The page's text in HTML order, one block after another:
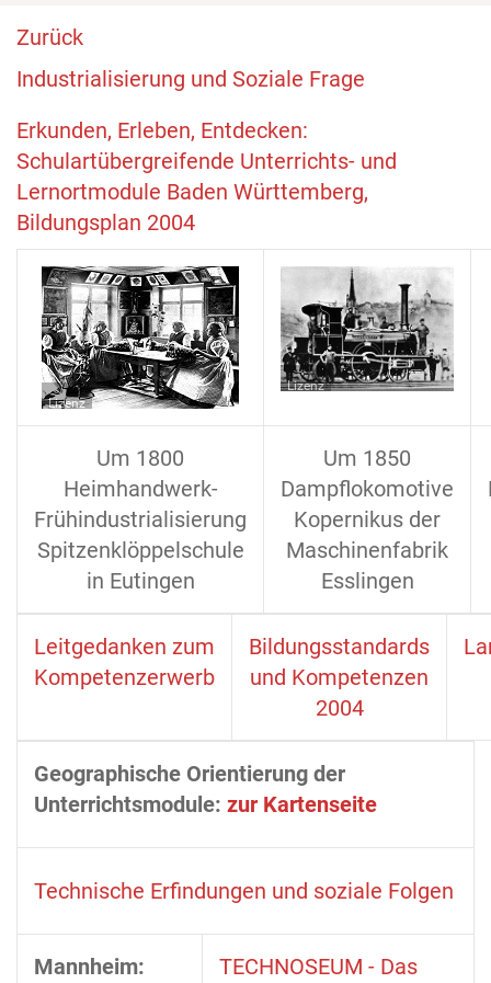
Zurück
Industrialisierung und Soziale Frage
Erkunden, Erleben, Entdecken:
Schulartübergreifende Unterrichts- und
Lernortmodule Baden Württemberg,
Bildungsplan 2004
Lizenz
Lizenz
Um 1800
Heimhandwerk-
Frühindustrialisierung
Spitzenklöppelschule
in Eutingen
Um 1850
Dampflokomotive
Kopernikus der
Maschinenfabrik
Esslingen
Leitgedanken zum
Kompetenzerwerb
Bildungsstandards
und Kompetenzen
2004
Geographische Orientierung der
Unterrichtsmodule: zur Kartenseite
Technische Erfindungen und soziale Folgen
Mannheim:
TECHNOSEUM - Das